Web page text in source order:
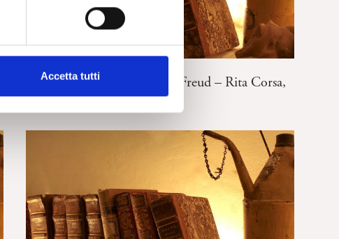
Accetta tutti
Edoardo Weiss a Trieste con Freud – Rita Corsa,
Alpes, Roma 2013